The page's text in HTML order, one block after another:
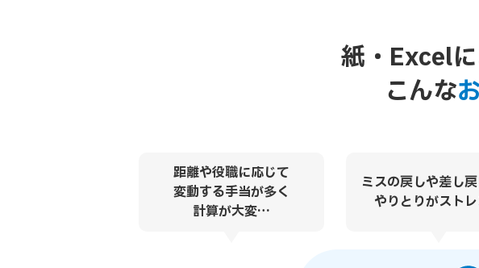
紙・Excelに
こんな
距離や役職に応じて
変動する手当が多く
計算が大変…
ミスの戻しや差し
やりとりがスト